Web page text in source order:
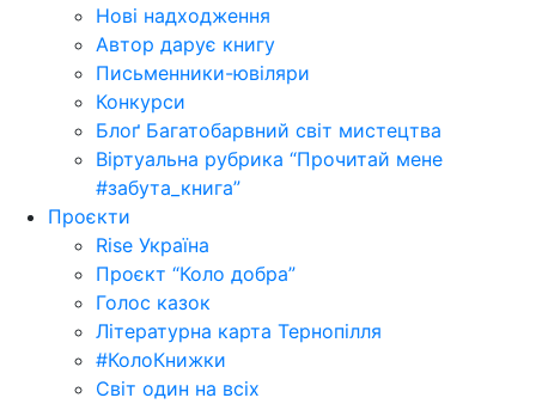
Нові надходження
Автор дарує книгу
Письменники-ювіляри
Конкурси
Блоґ Багатобарвний світ мистецтва
Віртуальна рубрика “Прочитай мене
#забута_книга”
Проєкти
Rise Україна
Проєкт “Коло добра”
Голос казок
Літературна карта Тернопілля
#КолоКнижки
Світ один на всіх